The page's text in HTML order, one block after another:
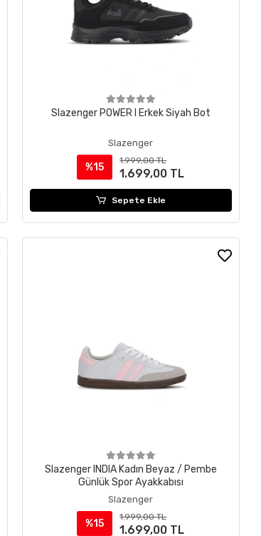
Slazenger POWER I Erkek Siyah Bot
Slazenger
%15
1.999,00 TL
1.699,00 TL
Sepete Ekle
Slazenger INDIA Kadın Beyaz / Pembe
Günlük Spor Ayakkabısı
Slazenger
%15
1.999,00 TL
1.699,00 TL